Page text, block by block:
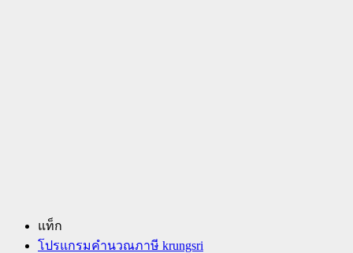
แท็ก
โปรแกรมคำนวณภาษี krungsri